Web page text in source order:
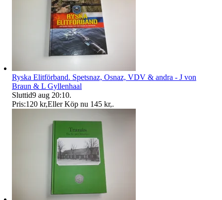
Ryska Elitförband. Spetsnaz, Osnaz, VDV & andra - J von
Braun & L Gyllenhaal
Sluttid9 aug 20:10.
Pris:120 kr,Eller Köp nu 145 kr,.